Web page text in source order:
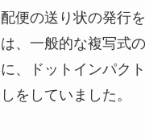
便の送り状の発行
、一般的な複写式
、ドットインパク
をしていました。